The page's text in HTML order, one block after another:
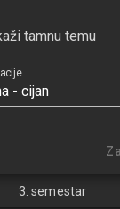
tehnologije u
centar Zabok
centar Križevci
centar Sisak
3. semestar
tamnu temu
- cijan